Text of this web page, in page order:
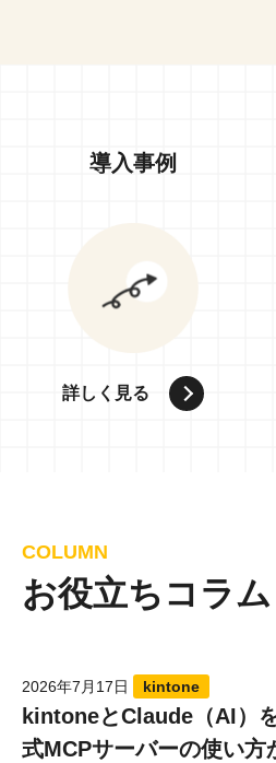
導入事例
詳しく見る
COLUMN
お役立ちコラム
2026年7月17日 kintone
kintoneとClaude（AI）
式MCPサーバーの使い方